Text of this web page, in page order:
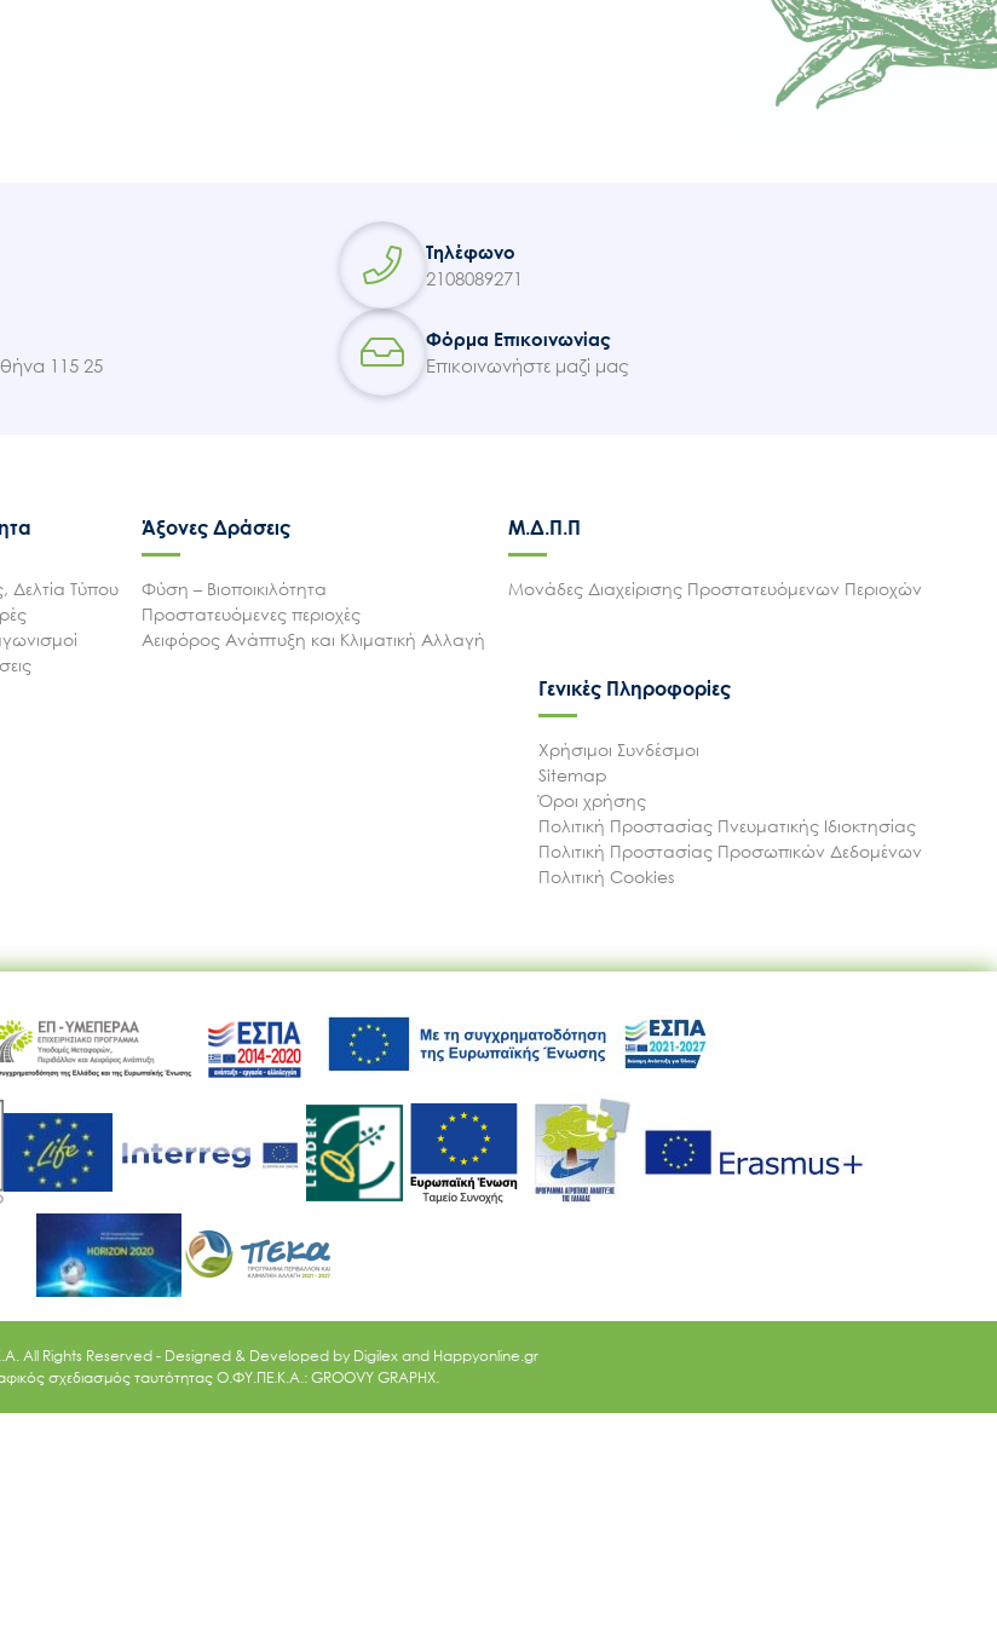
Ακολουθήστε μας
Τηλέφωνο
2108089271
115 25
Φόρμα Επικοινωνίας
Επικοινωνήστε μαζί μας
Δελτία Τύπου
Άξονες Δράσεις
Φύση – Βιοποικιλότητα
Προστατευόμενες περιοχές
Αειφόρος Ανάπτυξη και Κλιματική Αλλαγή
Μ.Δ.Π.Π
Μονάδες Διαχείρισης Προστατευόμενων Περιοχών
Γενικές Πληροφορίες
Χρήσιμοι Συνδέσμοι
Sitemap
Όροι χρήσης
Πολιτική Προστασίας Πνευματικής Ιδιοκτησίας
Πολιτική Προστασίας Προσωπικών Δεδομένων
Πολιτική Cookies
All Rights Reserved - Designed & Developed by Digilex and Happyonline.gr
σχεδιασμός ταυτότητας Ο.ΦΥ.ΠΕ.Κ.Α.: GROOVY GRAPHX.